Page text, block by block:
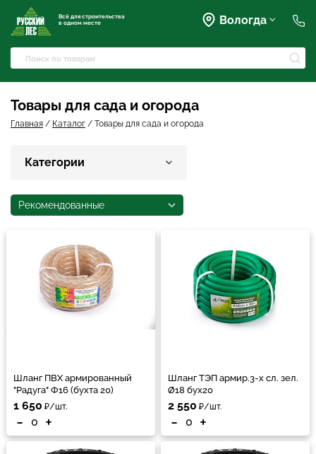
Всё для строительства
в одном месте
Вологда
+7 (921) 238-17-99
d0ski@rusles-35.ru
Товары для сада и огорода
Главная / Каталог / Товары для сада и огорода
Категории
Рекомендованные
Шланг ПВХ армированный
"Радуга" Ф16 (бухта 20)
1 650 ₽/шт.
- +
Шланг ТЭП армир.3-х сл. зел.
Ø18 бух20
2 550 ₽/шт.
- +